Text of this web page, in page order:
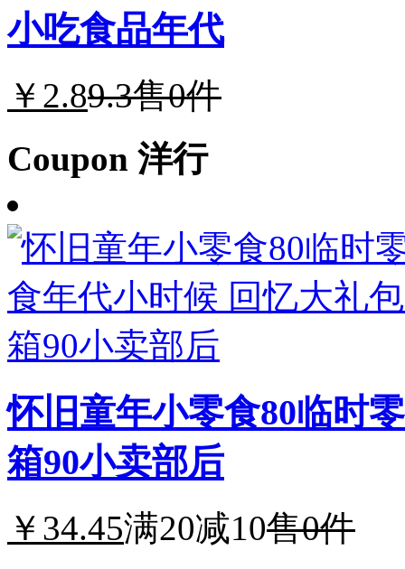
小吃食品年代
￥2.89.3售0件
Coupon 洋行
怀旧童年小零食80临时
箱90小卖部后
￥34.45满20减10售0件